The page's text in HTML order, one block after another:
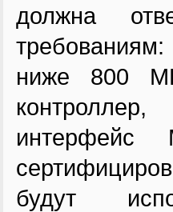
должна
ниже 800
будут